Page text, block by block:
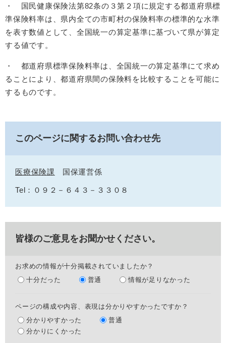
・ 国民健康保険法第82条の３第２項に規定する都道府県標
準保険料率は、県内全ての市町村の保険料率の標準的な水準
を表す数値として、全国統一の算定基準に基づいて県が算定
する値です。
・ 都道府県標準保険料率は、全国統一の算定基準にて求め
ることにより、都道府県間の保険料を比較することを可能に
するものです。
このページに関するお問い合わせ先
医療保険課 国保運営係
Tel：０９２－６４３－３３０８
皆様のご意見をお聞かせください。
お求めの情報が十分掲載されていましたか？
十分だった
普通 情報が足りなかった
ページの構成や内容、表現は分かりやすかったですか？
分かりやすかった
普通
分かりにくかった